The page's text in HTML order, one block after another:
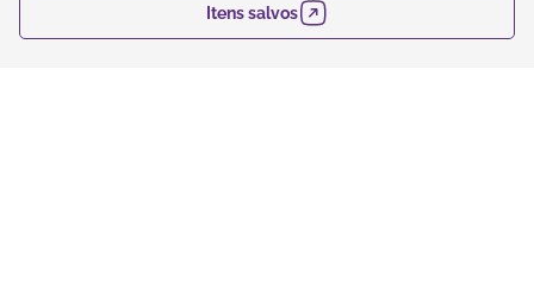
Itens salvos